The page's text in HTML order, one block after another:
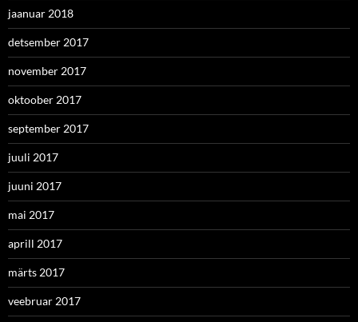
jaanuar 2018
detsember 2017
november 2017
oktoober 2017
september 2017
juuli 2017
juuni 2017
mai 2017
aprill 2017
märts 2017
veebruar 2017